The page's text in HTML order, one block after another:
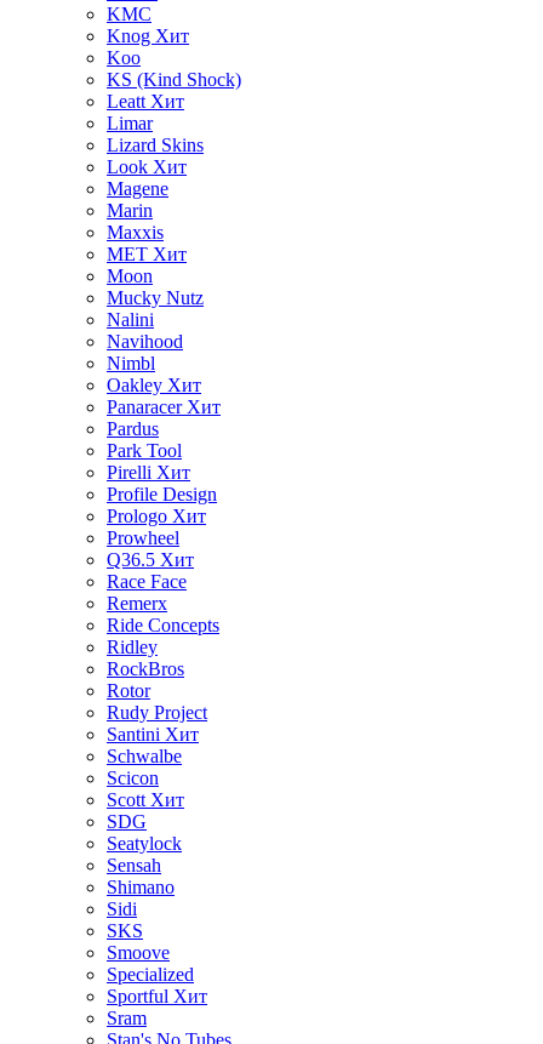
KMC
Knog Хит
Koo
KS (Kind Shock)
Leatt Хит
Limar
Lizard Skins
Look Хит
Magene
Marin
Maxxis
MET Хит
Moon
Mucky Nutz
Nalini
Navihood
Nimbl
Oakley Хит
Panaracer Хит
Pardus
Park Tool
Pirelli Хит
Profile Design
Prologo Хит
Prowheel
Q36.5 Хит
Race Face
Remerx
Ride Concepts
Ridley
RockBros
Rotor
Rudy Project
Santini Хит
Schwalbe
Scicon
Scott Хит
SDG
Seatylock
Sensah
Shimano
Sidi
SKS
Smoove
Specialized
Sportful Хит
Sram
Stan's No Tubes